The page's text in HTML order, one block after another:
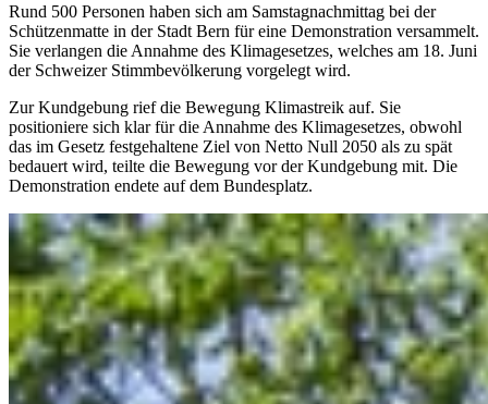
Rund 500 Personen haben sich am Samstagnachmittag bei der
Schützenmatte in der Stadt Bern für eine Demonstration versammelt.
Sie verlangen die Annahme des Klimagesetzes, welches am 18. Juni
der Schweizer Stimmbevölkerung vorgelegt wird.
Zur Kundgebung rief die Bewegung Klimastreik auf. Sie
positioniere sich klar für die Annahme des Klimagesetzes, obwohl
das im Gesetz festgehaltene Ziel von Netto Null 2050 als zu spät
bedauert wird, teilte die Bewegung vor der Kundgebung mit. Die
Demonstration endete auf dem Bundesplatz.